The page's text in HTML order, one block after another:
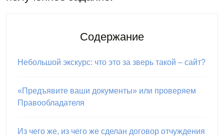
Содержание
Небольшой экскурс: что это за зверь такой – сайт?
«Предъявите ваши документы» или проверяем
Правообладателя
Из чего же, из чего же сделан договор отчуждения